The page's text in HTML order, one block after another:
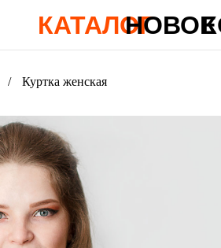
КАТАЛОГНОВОЕ
/ Куртка женская